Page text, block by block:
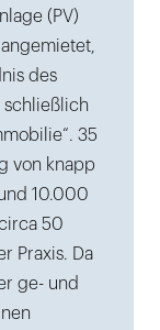
(PV)
des
schließlich
35
von knapp
10.000
50
Praxis. Da
ge- und